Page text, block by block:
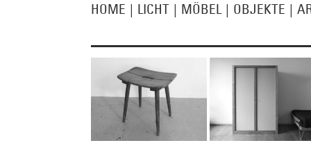
HOME | LICHT | MÖBEL | OBJEKTE |